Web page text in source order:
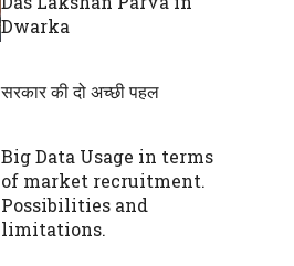
Dwarka
सरकार की दो अच्छी पहल
Big Data Usage in terms
of market recruitment.
Possibilities and
limitations.